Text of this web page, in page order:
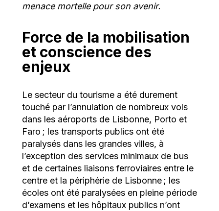
menace mortelle pour son avenir.
Force de la mobilisation
et conscience des
enjeux
Le secteur du tourisme a été durement
touché par l’annulation de nombreux vols
dans les aéroports de Lisbonne, Porto et
Faro ; les transports publics ont été
paralysés dans les grandes villes, à
l’exception des services minimaux de bus
et de certaines liaisons ferroviaires entre le
centre et la périphérie de Lisbonne ; les
écoles ont été paralysées en pleine période
d’examens et les hôpitaux publics n’ont